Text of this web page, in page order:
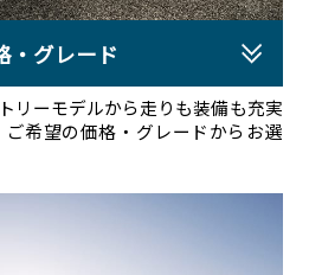
・グレード
リーモデルから走りも装備も充実
希望の価格・グレードからお選